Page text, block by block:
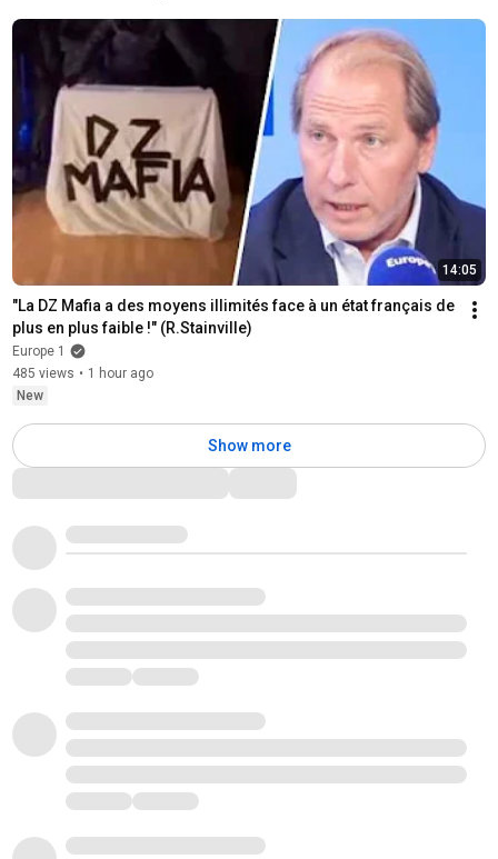
14:05
"La DZ Mafia a des moyens illimités face à un état français de
plus en plus faible !" (R.Stainville)
Europe 1
485 views • 1 hour ago
New
Show more